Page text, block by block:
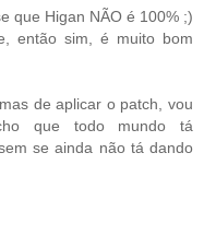
que Higan NÃO é 100% ;)
então sim, é muito bom
de aplicar o patch, vou
que todo mundo tá
se ainda não tá dando